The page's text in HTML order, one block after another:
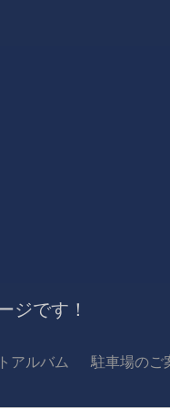
ジです！
アルバム 駐車場のご